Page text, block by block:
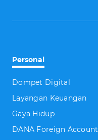
Personal
Dompet Digital
Layangan Keuangan
Gaya Hidup
DANA Foreign Account